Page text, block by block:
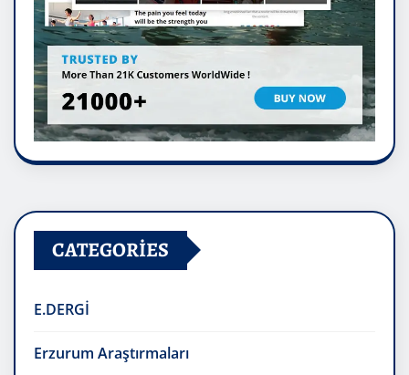
CATEGORIES
E.DERGİ
Erzurum Araştırmaları